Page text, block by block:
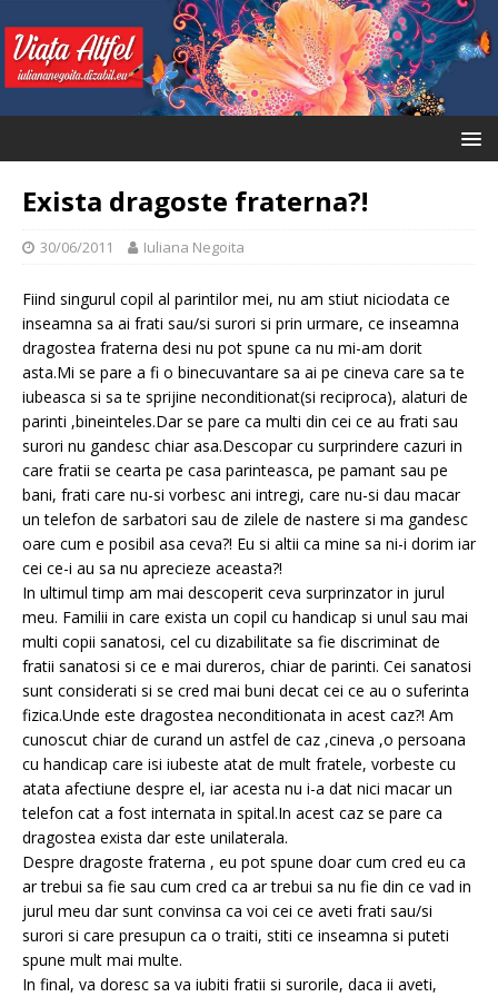
Exista dragoste fraterna?!
30/06/2011 Iuliana Negoita
Fiind singurul copil al parintilor mei, nu am stiut niciodata ce
inseamna sa ai frati sau/si surori si prin urmare, ce inseamna
dragostea fraterna desi nu pot spune ca nu mi-am dorit
asta.Mi se pare a fi o binecuvantare sa ai pe cineva care sa te
iubeasca si sa te sprijine neconditionat(si reciproca), alaturi de
parinti ,bineinteles.Dar se pare ca multi din cei ce au frati sau
surori nu gandesc chiar asa.Descopar cu surprindere cazuri in
care fratii se cearta pe casa parinteasca, pe pamant sau pe
bani, frati care nu-si vorbesc ani intregi, care nu-si dau macar
un telefon de sarbatori sau de zilele de nastere si ma gandesc
oare cum e posibil asa ceva?! Eu si altii ca mine sa ni-i dorim iar
cei ce-i au sa nu aprecieze aceasta?!
In ultimul timp am mai descoperit ceva surprinzator in jurul
meu. Familii in care exista un copil cu handicap si unul sau mai
multi copii sanatosi, cel cu dizabilitate sa fie discriminat de
fratii sanatosi si ce e mai dureros, chiar de parinti. Cei sanatosi
sunt considerati si se cred mai buni decat cei ce au o suferinta
fizica.Unde este dragostea neconditionata in acest caz?! Am
cunoscut chiar de curand un astfel de caz ,cineva ,o persoana
cu handicap care isi iubeste atat de mult fratele, vorbeste cu
atata afectiune despre el, iar acesta nu i-a dat nici macar un
telefon cat a fost internata in spital.In acest caz se pare ca
dragostea exista dar este unilaterala.
Despre dragoste fraterna , eu pot spune doar cum cred eu ca
ar trebui sa fie sau cum cred ca ar trebui sa nu fie din ce vad in
jurul meu dar sunt convinsa ca voi cei ce aveti frati sau/si
surori si care presupun ca o traiti, stiti ce inseamna si puteti
spune mult mai multe.
In final, va doresc sa va iubiti fratii si surorile, daca ii aveti,